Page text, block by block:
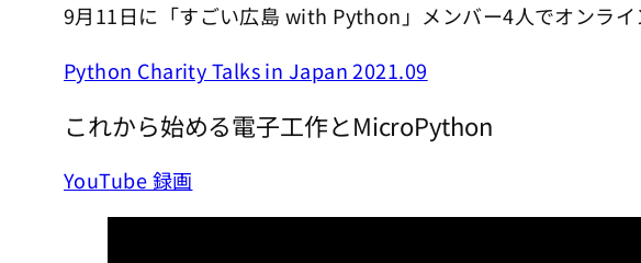
9月11日に「すごい広島 with Python」メンバー4人でオンライ
Python Charity Talks in Japan 2021.09
これから始める電子工作とMicroPython
YouTube 録画